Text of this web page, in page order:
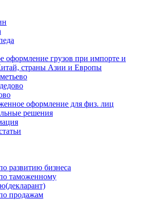
оформление грузов при импорте и
страны Азии и Европы
оформление для физ. лиц
решения
развитию бизнеса
таможенному
продажам